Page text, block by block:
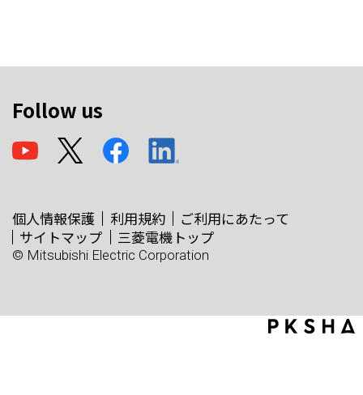
Follow us
個人情報保護 利用規約
ご利用にあたって
サイトマップ
三菱電機トップ
© Mitsubishi Electric Corporation